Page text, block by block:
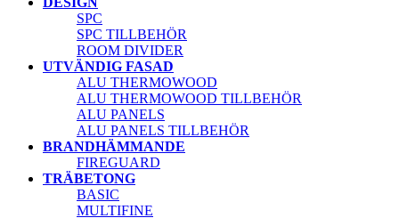
SPC
SPC TILLBEHÖR
ROOM DIVIDER
UTVÄNDIG FASAD
ALU THERMOWOOD
ALU THERMOWOOD TILLBEHÖR
ALU PANELS
ALU PANELS TILLBEHÖR
BRANDHÄMMANDE
FIREGUARD
TRÄBETONG
BASIC
MULTIFINE